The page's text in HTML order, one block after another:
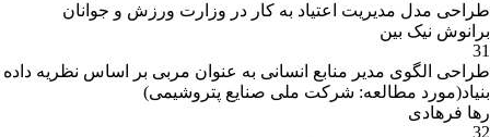
طراحی مدل مدیریت اعتیاد به کار در وزارت ورزش و جوانان
برانوش نیک بین
31
طراحی الگوی مدیر منابع انسانی به عنوان مربی بر اساس نظریه داده
بنیاد(مورد مطالعه: شرکت ملی صنایع پتروشیمی)
رها فرهادی
32